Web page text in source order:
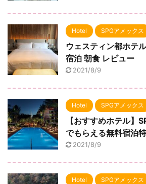
Hotel SPGアメックス
ウェスティン都ホテ
宿泊 朝食 レビュー
2021/8/9
Hotel SPGアメックス
【おすすめホテル】
でもらえる無料宿泊
2021/8/9
Hotel SPGアメックス